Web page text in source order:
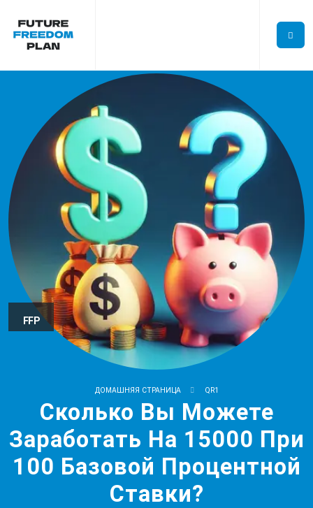
FFP
ДОМАШНЯЯ СТРАНИЦА QR1
Cколько Вы Можете
Заработать На 15000 При
100 Базовой Процентной
Ставки?